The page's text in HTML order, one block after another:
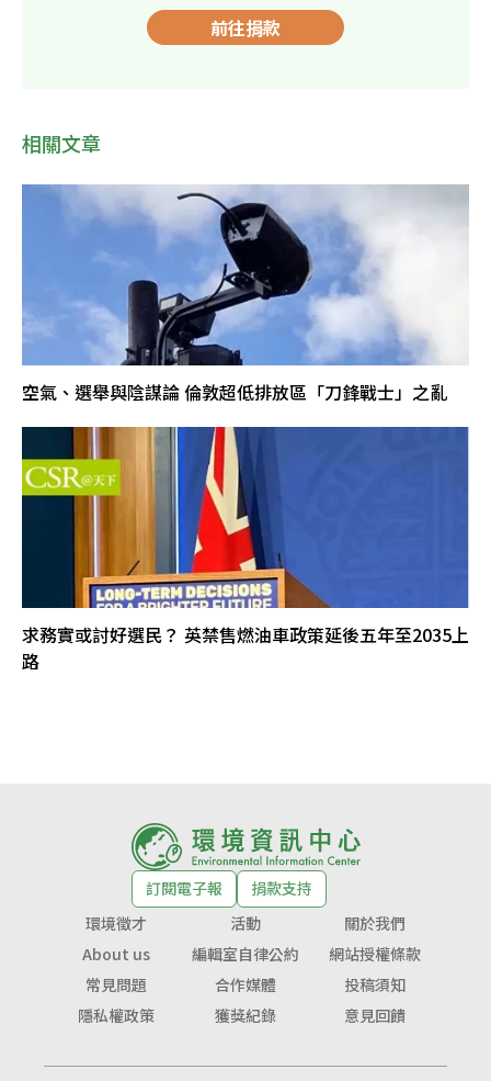
前往捐款
相關文章
空氣、選舉與陰謀論 倫敦超低排放區「刀鋒戰士」之亂
求務實或討好選民？ 英禁售燃油車政策延後五年至2035上
路
訂閱電子報
捐款支持
環境徵才
活動
關於我們
About us
編輯室自律公約
網站授權條款
常見問題
合作媒體
投稿須知
隱私權政策
獲獎紀錄 意見回饋